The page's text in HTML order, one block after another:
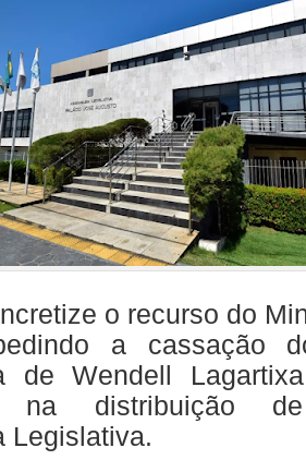
o recurso do
a cassação
de Wendell
na distribuição
Legislativa.